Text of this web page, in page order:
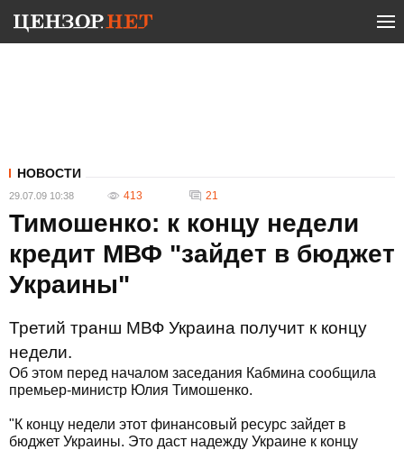
НОВОСТИ
29.07.09 10:38 413 21
Тимошенко: к концу недели
кредит МВФ "зайдет в бюджет
Украины"
Третий транш МВФ Украина получит к концу
недели.
Об этом перед началом заседания Кабмина сообщила
премьер-министр Юлия Тимошенко.
"К концу недели этот финансовый ресурс зайдет в
бюджет Украины. Это даст надежду Украине к концу